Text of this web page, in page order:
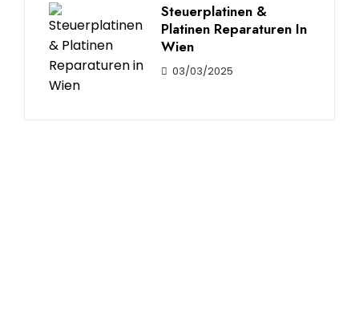
Steuerplatinen &
Platinen Reparaturen In
Wien
03/03/2025